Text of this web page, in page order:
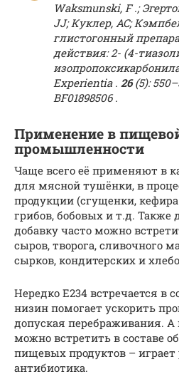
Waksmunski, F .;
JJ;Куклер, AC;
глистогонный
действия: 2- (4-
Experientia. 26(5):
BF01898506.
Применение в
промышленности
Чаще всего её применяют в
для мясной тушёнки, в
продукции (сгущенки,
грибов, бобовых и т.д.
добавку часто можно
сыров, творога, сливочного
сырков, кондитерских и
Нередко Е234 встречается в
низин помогает ускорить
допуская перебраживания.
можно встретить в составе
пищевых продуктов – играет
антибиотика.